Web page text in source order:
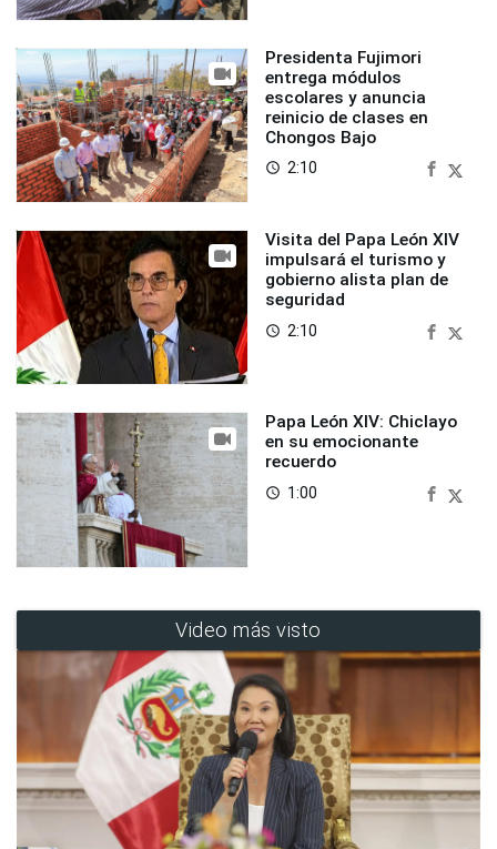
Presidenta Fujimori
entrega módulos
escolares y anuncia
reinicio de clases en
Chongos Bajo
access_time 2:10
Visita del Papa León XIV
impulsará el turismo y
gobierno alista plan de
seguridad
access_time 2:10
Papa León XIV: Chiclayo
en su emocionante
recuerdo
access_time 1:00
Video más visto